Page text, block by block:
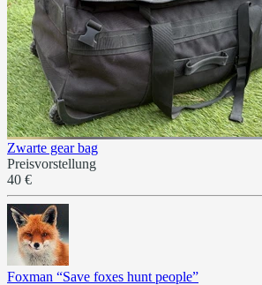
Zwarte gear bag
Preisvorstellung
40 €
Foxman “Save foxes hunt people”